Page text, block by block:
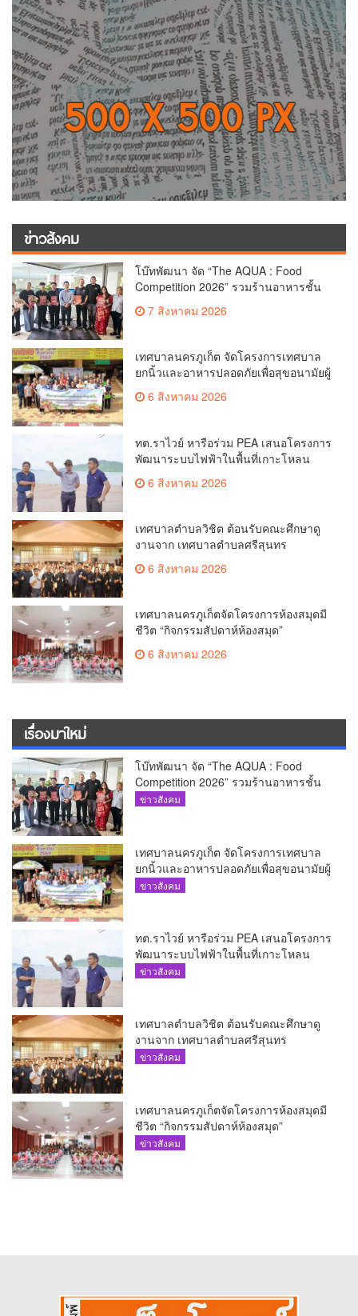
ข่าวสังคม
โบ๊ทพัฒนา จัด “The AQUA : Food
Competition 2026” รวมร้านอาหารชั้น
นำของ The Shopps at The AQUA ชู
ศักยภาพ Food Destination ย่านเชิงทะเล
7 สิงหาคม 2026
เทศบาลนครภูเก็ต จัดโครงการเทศบาล
ยกนิ้วและอาหารปลอดภัยเพื่อสุขอนามัยผู้
บริโภค
6 สิงหาคม 2026
ทต.ราไวย์ หารือร่วม PEA เสนอโครงการ
พัฒนาระบบไฟฟ้าในพื้นที่เกาะโหลน
6 สิงหาคม 2026
เทศบาลตำบลวิชิต ต้อนรับคณะศึกษาดู
งานจาก เทศบาลตำบลศรีสุนทร
6 สิงหาคม 2026
เทศบาลนครภูเก็ตจัดโครงการห้องสมุดมี
ชีวิต “กิจกรรมสัปดาห์ห้องสมุด”
6 สิงหาคม 2026
เรื่องมาใหม่
โบ๊ทพัฒนา จัด “The AQUA : Food
Competition 2026” รวมร้านอาหารชั้น
นำของ The Shopps at The AQUA ชู
ข่าวสังคม
เทศบาลนครภูเก็ต จัดโครงการเทศบาล
ยกนิ้วและอาหารปลอดภัยเพื่อสุขอนามัยผู้
บริโภค
ข่าวสังคม
ทต.ราไวย์ หารือร่วม PEA เสนอโครงการ
พัฒนาระบบไฟฟ้าในพื้นที่เกาะโหลน
ข่าวสังคม
เทศบาลตำบลวิชิต ต้อนรับคณะศึกษาดู
งานจาก เทศบาลตำบลศรีสุนทร
ข่าวสังคม
เทศบาลนครภูเก็ตจัดโครงการห้องสมุดมี
ชีวิต “กิจกรรมสัปดาห์ห้องสมุด”
ข่าวสังคม